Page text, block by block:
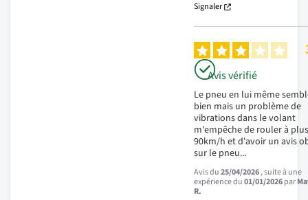
Signaler
Avis vérifié
Le pneu en lui même
bien mais un problème de
vibrations dans le volant
m'empêche de rouler à
90km/h et d'avoir un avis
sur le pneu...
Avis du25/04/2026, suite à une
expérience du01/01/2026par
R.